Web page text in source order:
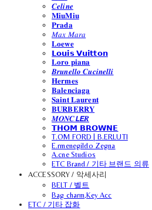
𝑪𝒆𝒍𝒊𝒏𝒆
𝐌𝐢𝐮𝐌𝐢𝐮
𝐏𝐫𝐚𝐝𝐚
𝑀𝑎𝑥 𝑀𝑎𝑟𝑎
𝐋𝐨𝐞𝐰𝐞
𝗟𝗼𝘂𝗶𝘀 𝗩𝘂𝗶𝘁𝘁𝗼𝗻
𝐋𝐨𝐫𝐨 𝐩𝐢𝐚𝐧𝐚
𝑩𝒓𝒖𝒏𝒆𝒍𝒍𝒐 𝑪𝒖𝒄𝒊𝒏𝒆𝒍𝒍𝒊
𝐇𝐞𝐫𝐦𝐞𝐬
𝐁𝐚𝐥𝐞𝐧𝐜𝐢𝐚𝐠𝐚
𝐒𝐚𝐢𝐧𝐭 𝐋𝐚𝐮𝐫𝐞𝐧𝐭
𝐁𝐔𝐑𝐁𝐄𝐑𝐑𝐘
𝑴𝑶𝑵𝑪𝙇𝙀𝑹
𝗧𝗛𝗢𝗠 𝗕𝗥𝗢𝗪𝗡𝗘
T.OM FORD | B.ERLUTI
E.rmenegildo Zegna
A.cne Studios
ETC Brand / 기타 브랜드 의류
ACCESSORY / 악세사리
BELT / 벨트
Bag charm,Key Acc
ETC / 기타 잡화